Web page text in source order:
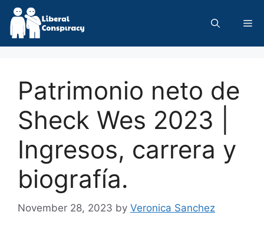
Skip
content
Patrimonio neto de
Sheck Wes 2023 |
Ingresos, carrera y
biografía.
November 28, 2023 by Veronica Sanchez